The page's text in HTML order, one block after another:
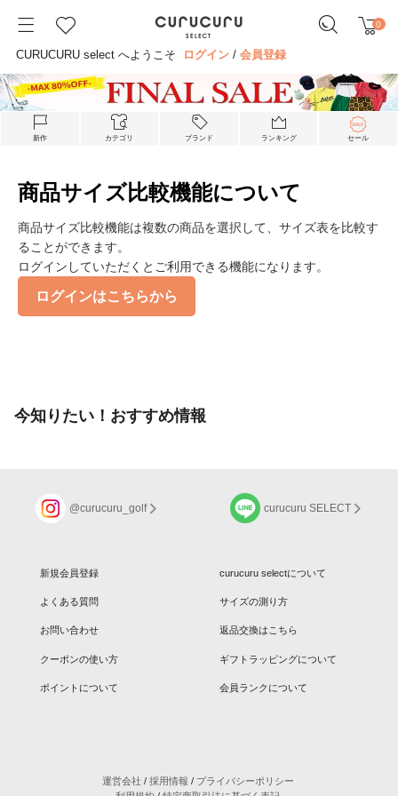
0
CURUCURU select へようこそ ログイン /会員登録
新作 カテゴリ ブランド ランキング セール
商品サイズ比較機能について
商品サイズ比較機能は複数の商品を選択して、サイズ表を比較す
ることができます。
ログインしていただくとご利用できる機能になります。
ログインはこちらから
今知りたい！おすすめ情報
@curucuru_golf curucuru SELECT
新規会員登録 curucuru selectについて
よくある質問 サイズの測り方
お問い合わせ 返品交換はこちら
クーポンの使い方 ギフトラッピングについて
ポイントについて 会員ランクについて
運営会社 / 採用情報 / プライバシーポリシー